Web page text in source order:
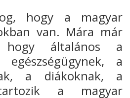
hogy a magyar
van. Mára már
általános a
a
a diákoknak, a
a magyar